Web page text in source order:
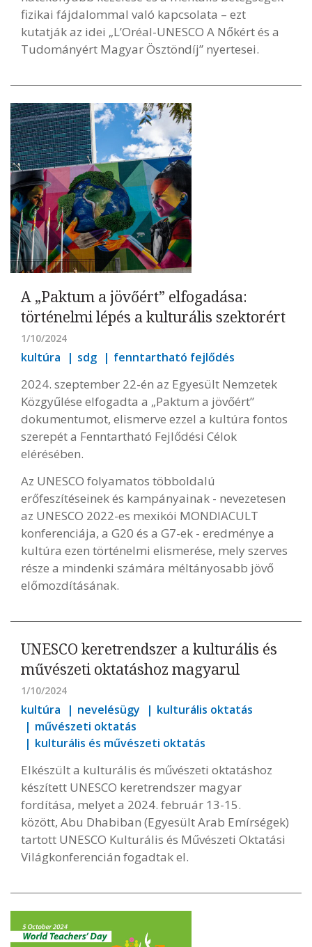
fizikai fájdalommal való kapcsolata – ezt
kutatják az idei „L’Oréal-UNESCO A Nőkért és a
Tudományért Magyar Ösztöndíj” nyertesei.
A „Paktum a jövőért” elfogadása:
történelmi lépés a kulturális szektorért
1/10/2024
kultúra sdg fenntartható fejlődés
2024. szeptember 22-én az Egyesült Nemzetek
Közgyűlése elfogadta a „Paktum a jövőért”
dokumentumot, elismerve ezzel a kultúra fontos
szerepét a Fenntartható Fejlődési Célok
elérésében.
Az UNESCO folyamatos többoldalú
erőfeszítéseinek és kampányainak - nevezetesen
az UNESCO 2022-es mexikói MONDIACULT
konferenciája, a G20 és a G7-ek - eredménye a
kultúra ezen történelmi elismerése, mely szerves
része a mindenki számára méltányosabb jövő
előmozdításának.
UNESCO keretrendszer a kulturális és
művészeti oktatáshoz magyarul
1/10/2024
kultúra nevelésügy
kulturális oktatás
művészeti oktatás
kulturális és művészeti oktatás
Elkészült a kulturális és művészeti oktatáshoz
készített UNESCO keretrendszer magyar
fordítása, melyet a 2024. február 13-15.
között, Abu Dhabiban (Egyesült Arab Emírségek)
tartott UNESCO Kulturális és Művészeti Oktatási
Világkonferencián fogadtak el.